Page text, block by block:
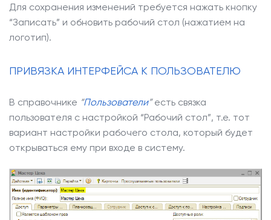
Для сохранения изменений требуется нажать кнопку
“Записать” и обновить рабочий стол (нажатием на
логотип).
ПРИВЯЗКА ИНТЕРФЕЙСА К ПОЛЬЗОВАТЕЛЮ
В справочнике “Пользователи”есть связка
пользователя с настройкой “Рабочий стол”, т.е. тот
вариант настройки рабочего стола, который будет
открываться ему при входе в систему.